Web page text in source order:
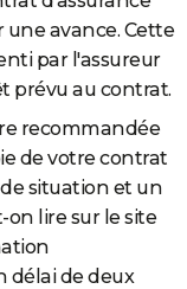
une avance. Cette
par l'assureur
prévu au contrat.
recommandée
de votre contrat
situation et un
on lire sur le site
délai de deux